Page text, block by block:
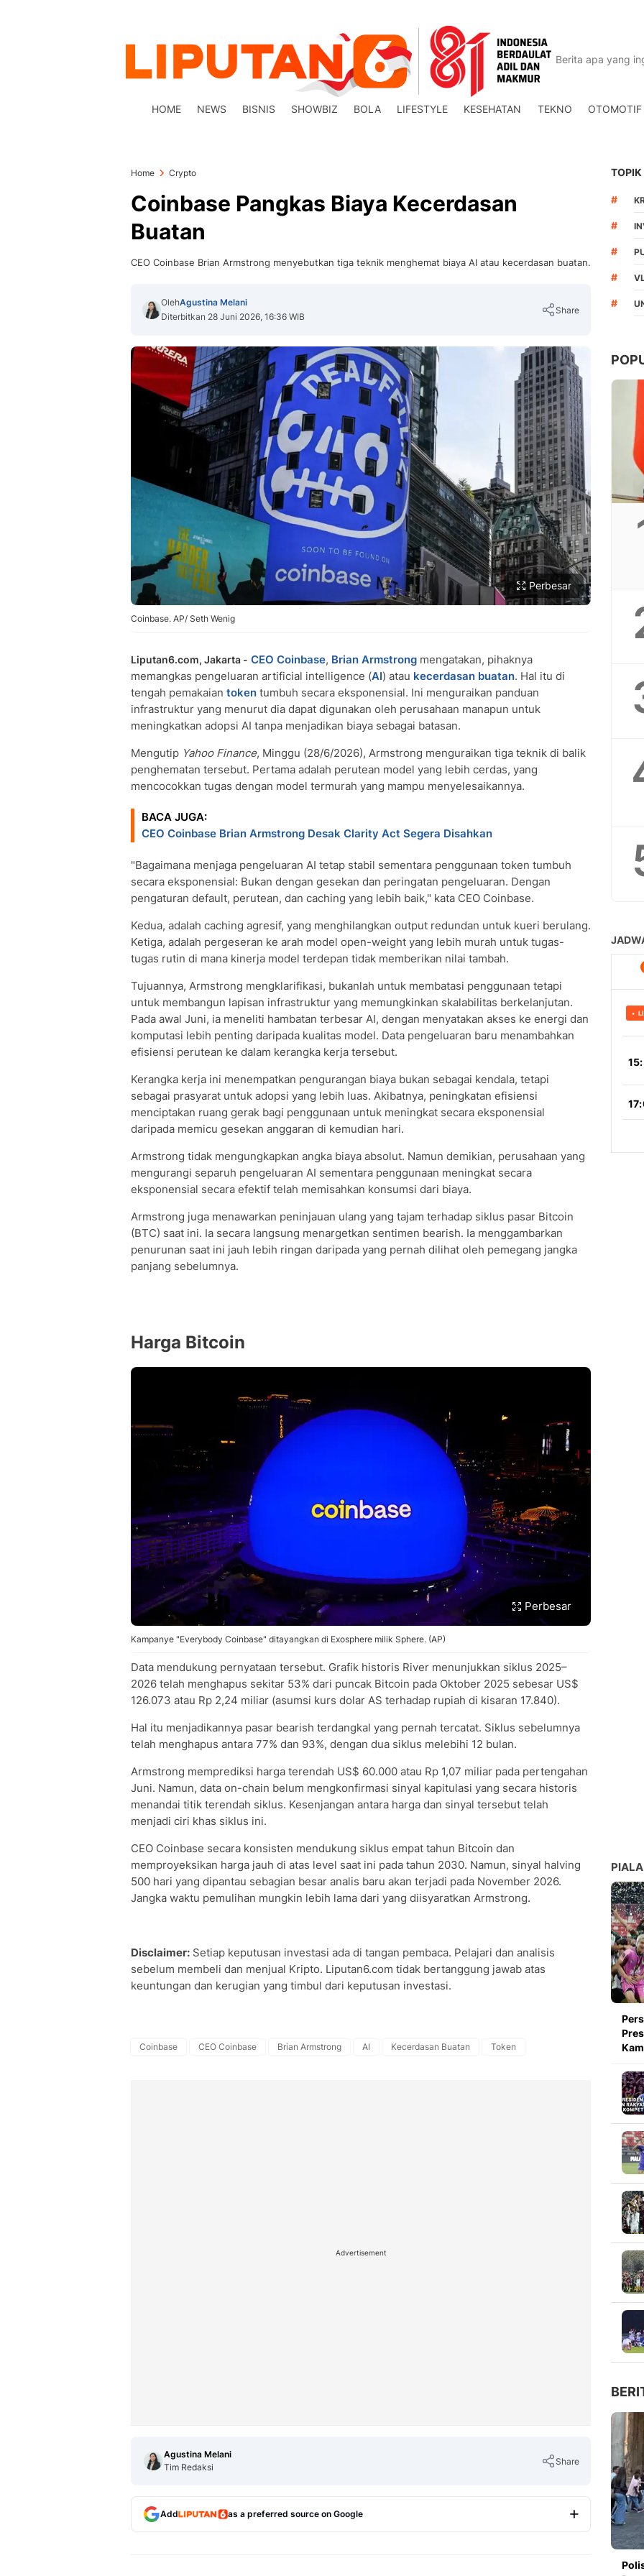
HOME NEWS BISNIS SHOWBIZ BOLA LIFESTYLE KESEHATAN TEKNO OTOMOTIF
Home Crypto
Coinbase Pangkas Biaya Kecerdasan
Buatan
CEO Coinbase Brian Armstrong menyebutkan tiga teknik menghemat biaya AI atau kecerdasan buatan.
OlehAgustina Melani
Diterbitkan 28 Juni 2026, 16:36 WIB
Share
Copy Link
Perbesar
Coinbase. AP/ Seth Wenig
Liputan6.com, Jakarta - CEO Coinbase, Brian Armstrong mengatakan, pihaknya
memangkas pengeluaran artificial intelligence (AI) atau kecerdasan buatan. Hal itu di
tengah pemakaian token tumbuh secara eksponensial. Ini menguraikan panduan
infrastruktur yang menurut dia dapat digunakan oleh perusahaan manapun untuk
meningkatkan adopsi AI tanpa menjadikan biaya sebagai batasan.
Mengutip Yahoo Finance, Minggu (28/6/2026), Armstrong menguraikan tiga teknik di balik
penghematan tersebut. Pertama adalah perutean model yang lebih cerdas, yang
mencocokkan tugas dengan model termurah yang mampu menyelesaikannya.
BACA JUGA:
CEO Coinbase Brian Armstrong Desak Clarity Act Segera Disahkan
"Bagaimana menjaga pengeluaran AI tetap stabil sementara penggunaan token tumbuh
secara eksponensial: Bukan dengan gesekan dan peringatan pengeluaran. Dengan
pengaturan default, perutean, dan caching yang lebih baik," kata CEO Coinbase.
Kedua, adalah caching agresif, yang menghilangkan output redundan untuk kueri berulang.
Ketiga, adalah pergeseran ke arah model open-weight yang lebih murah untuk tugas-
tugas rutin di mana kinerja model terdepan tidak memberikan nilai tambah.
Tujuannya, Armstrong mengklarifikasi, bukanlah untuk membatasi penggunaan tetapi
untuk membangun lapisan infrastruktur yang memungkinkan skalabilitas berkelanjutan.
Pada awal Juni, ia meneliti hambatan terbesar AI, dengan menyatakan akses ke energi dan
komputasi lebih penting daripada kualitas model. Data pengeluaran baru menambahkan
efisiensi perutean ke dalam kerangka kerja tersebut.
Kerangka kerja ini menempatkan pengurangan biaya bukan sebagai kendala, tetapi
sebagai prasyarat untuk adopsi yang lebih luas. Akibatnya, peningkatan efisiensi
menciptakan ruang gerak bagi penggunaan untuk meningkat secara eksponensial
daripada memicu gesekan anggaran di kemudian hari.
Armstrong tidak mengungkapkan angka biaya absolut. Namun demikian, perusahaan yang
mengurangi separuh pengeluaran AI sementara penggunaan meningkat secara
eksponensial secara efektif telah memisahkan konsumsi dari biaya.
Armstrong juga menawarkan peninjauan ulang yang tajam terhadap siklus pasar Bitcoin
(BTC) saat ini. Ia secara langsung menargetkan sentimen bearish. Ia menggambarkan
penurunan saat ini jauh lebih ringan daripada yang pernah dilihat oleh pemegang jangka
panjang sebelumnya.
Harga Bitcoin
Perbesar
Kampanye "Everybody Coinbase" ditayangkan di Exosphere milik Sphere. (AP)
Data mendukung pernyataan tersebut. Grafik historis River menunjukkan siklus 2025–
2026 telah menghapus sekitar 53% dari puncak Bitcoin pada Oktober 2025 sebesar US$
126.073 atau Rp 2,24 miliar (asumsi kurs dolar AS terhadap rupiah di kisaran 17.840).
Hal itu menjadikannya pasar bearish terdangkal yang pernah tercatat. Siklus sebelumnya
telah menghapus antara 77% dan 93%, dengan dua siklus melebihi 12 bulan.
Armstrong memprediksi harga terendah US$ 60.000 atau Rp 1,07 miliar pada pertengahan
Juni. Namun, data on-chain belum mengkonfirmasi sinyal kapitulasi yang secara historis
menandai titik terendah siklus. Kesenjangan antara harga dan sinyal tersebut telah
menjadi ciri khas siklus ini.
CEO Coinbase secara konsisten mendukung siklus empat tahun Bitcoin dan
memproyeksikan harga jauh di atas level saat ini pada tahun 2030. Namun, sinyal halving
500 hari yang dipantau sebagian besar analis baru akan terjadi pada November 2026.
Jangka waktu pemulihan mungkin lebih lama dari yang diisyaratkan Armstrong.
Disclaimer: Setiap keputusan investasi ada di tangan pembaca. Pelajari dan analisis
sebelum membeli dan menjual Kripto. Liputan6.com tidak bertanggung jawab atas
keuntungan dan kerugian yang timbul dari keputusan investasi.
Coinbase CEO Coinbase Brian Armstrong AI Kecerdasan Buatan Token
Advertisement
Agustina Melani
Tim Redaksi
Share
Add as a preferred source on Google
TOPIK
#
#
#
#
#